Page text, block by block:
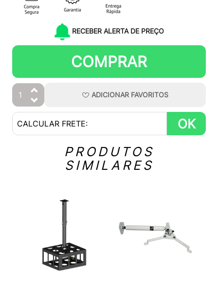
RECEBER ALERTA DE PREÇO
COMPRAR
ADICIONAR FAVORITOS
OK
PRODUTOS
SIMILARES